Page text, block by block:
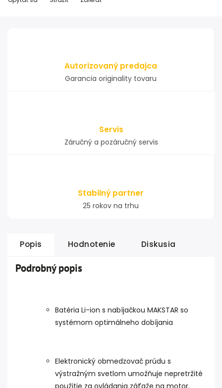
Autorizovaný predajca
Garancia originality tovaru
Servis
Záručný a pozáručný servis
Stabilný partner
25 rokov na trhu
Popis Hodnotenie Diskusia
Podrobný popis
Batéria Li-ion s nabíjačkou MAKSTAR so
systémom optimálneho dobíjania
Elektronický obmedzovač prúdu s
výstražným svetlom umožňuje nepretržité
použitie za ovládania záťaže na motor.